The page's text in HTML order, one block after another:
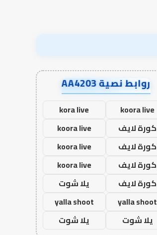
روابط نصية AA4203
koora live
kora live
كورة لايف
koora live
كورة لايف
koora live
كورة لايف
koora live
كورة لايف
يلا شوت
yalla shoot
yalla shoot
يلا شوت
يلا شوت